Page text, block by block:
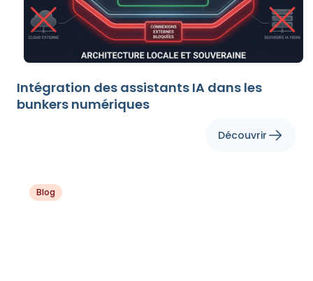
Intégration des assistants IA dans les
bunkers numériques
Découvrir
Blog